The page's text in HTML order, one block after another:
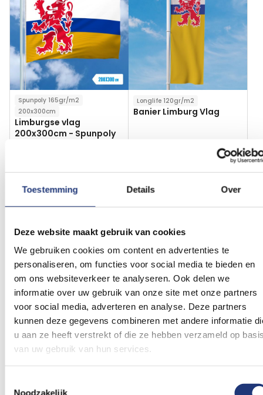
Toestemming Details Over
Deze website maakt gebruik van cookies
We gebruiken cookies om content en advertenties te
personaliseren, om functies voor social media te bieden en
om ons websiteverkeer te analyseren. Ook delen we
informatie over uw gebruik van onze site met onze partners
voor social media, adverteren en analyse. Deze partners
kunnen deze gegevens combineren met andere informatie
u aan ze heeft verstrekt of die ze hebben verzameld op
van uw gebruik van hun services.
Noodzakelijk
verlanglijst
Spunpoly 165gr/m2
200x300cm
Limburgse vlag
200x300cm - Spunpoly
dag verzonden
In winkelmand
Longlife 120gr/m2
Banier Limburg Vlag
Levertijd 5 werkdagen
Product bekijken
toe
verlanglijst
Spunpoly 165gr/m2 25x300cm
Wimpel Limburg
Voor 16:00 besteld, dezelfde
Spunpoly 165gr/m2 25x300cm
Wimpel Limburg